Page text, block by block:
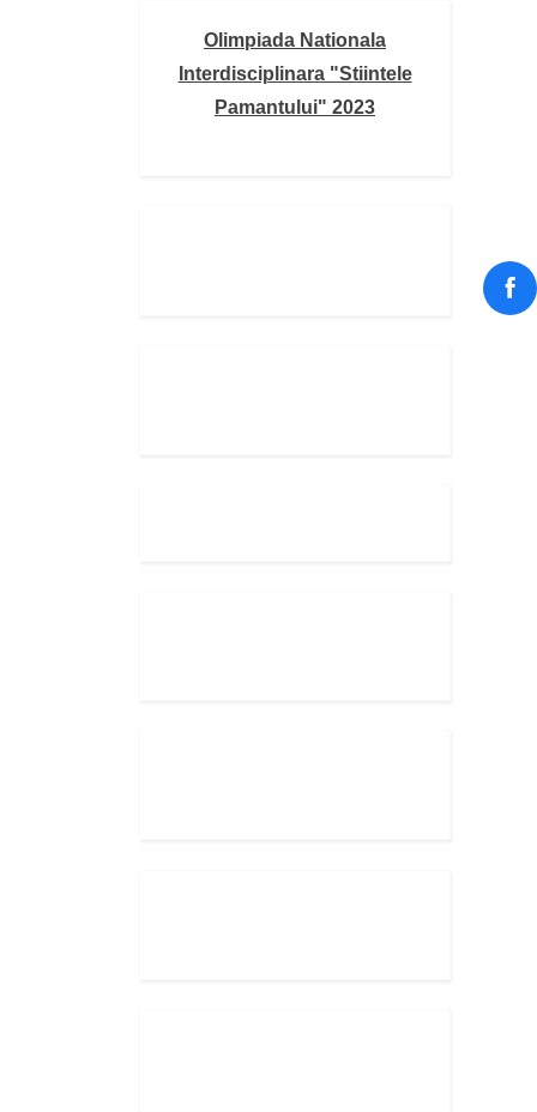
Olimpiada Nationala
Interdisciplinara "Stiintele
Pamantului" 2023